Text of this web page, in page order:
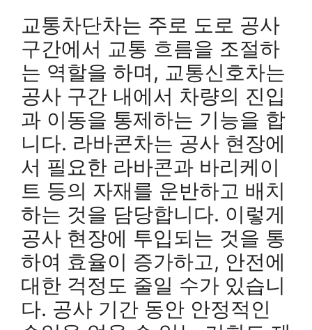
교통차단차는 주로 도로 공사
구간에서 교통 흐름을 조절하
는 역할을 하며, 교통신호차는
공사 구간 내에서 차량의 진입
과 이동을 통제하는 기능을 합
니다. 라바콘차는 공사 현장에
서 필요한 라바콘과 바리케이
트 등의 자재를 운반하고 배치
하는 것을 담당합니다. 이렇게
공사 현장에 투입되는 것을 통
하여 효율이 증가하고, 안전에
대한 걱정도 줄일 수가 있습니
다. 공사 기간 동안 안정적인